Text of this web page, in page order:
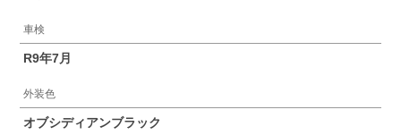
車検
R9年7月
外装色
オブシディアンブラック